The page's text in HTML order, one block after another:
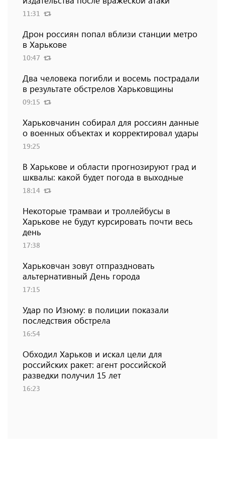
11:31
Дрон россиян попал вблизи станции метро
в Харькове
10:47
Два человека погибли и восемь пострадали
в результате обстрелов Харьковщины
09:15
Харьковчанин собирал для россиян данные
о военных объектах и ​​корректировал удары
19:25
В Харькове и области прогнозируют град и
шквалы: какой будет погода в выходные
18:14
Некоторые трамваи и троллейбусы в
Харькове не будут курсировать почти весь
день
17:38
Харьковчан зовут отпраздновать
альтернативный День города
17:15
Удар по Изюму: в полиции показали
последствия обстрела
16:54
Обходил Харьков и искал цели для
российских ракет: агент российской
разведки получил 15 лет
16:23